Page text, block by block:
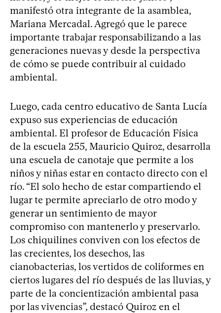
manifestó otra integrante de la asamblea,
Mariana Mercadal. Agregó que le parece
importante trabajar responsabilizando a las
generaciones nuevas y desde la perspectiva
de cómo se puede contribuir al cuidado
ambiental.
Luego, cada centro educativo de Santa Lucía
expuso sus experiencias de educación
ambiental. El profesor de Educación Física
de la escuela 255, Mauricio Quiroz, desarrolla
una escuela de canotaje que permite a los
niños y niñas estar en contacto directo con el
río. “El solo hecho de estar compartiendo el
lugar te permite apreciarlo de otro modo y
generar un sentimiento de mayor
compromiso con mantenerlo y preservarlo.
Los chiquilines conviven con los efectos de
las crecientes, los desechos, las
cianobacterias, los vertidos de coliformes en
ciertos lugares del río después de las lluvias, y
parte de la concientización ambiental pasa
por las vivencias”, destacó Quiroz en el